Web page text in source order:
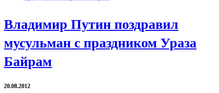
Владимир Путин поздравил
мусульман с праздником Ураза
Байрам
20.08.2012